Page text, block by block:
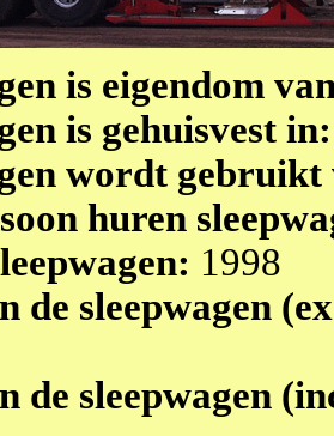
is eigendom
is gehuisvest
wordt
huren
1998
de sleepwagen
de sleepwagen